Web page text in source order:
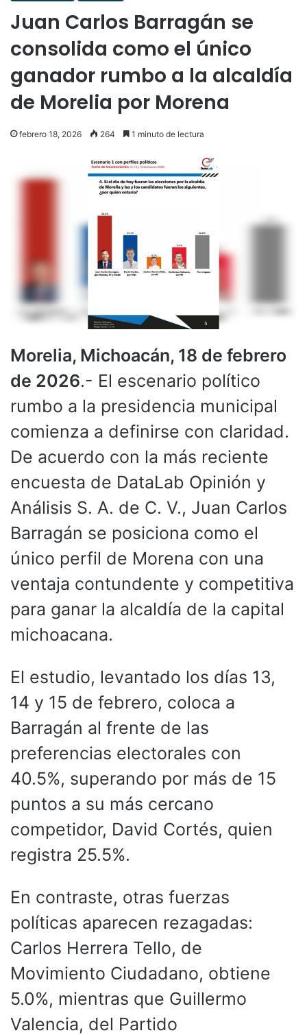
Juan Carlos Barragán se
consolida como el único
ganador rumbo a la alcaldía
de Morelia por Morena
febrero 18, 2026 264 1 minuto de lectura
Morelia, Michoacán, 18 de febrero
de 2026.- El escenario político
rumbo a la presidencia municipal
comienza a definirse con claridad.
De acuerdo con la más reciente
encuesta de DataLab Opinión y
Análisis S. A. de C. V., Juan Carlos
Barragán se posiciona como el
único perfil de Morena con una
ventaja contundente y competitiva
para ganar la alcaldía de la capital
michoacana.
El estudio, levantado los días 13,
14 y 15 de febrero, coloca a
Barragán al frente de las
preferencias electorales con
40.5%, superando por más de 15
puntos a su más cercano
competidor, David Cortés, quien
registra 25.5%.
En contraste, otras fuerzas
políticas aparecen rezagadas:
Carlos Herrera Tello, de
Movimiento Ciudadano, obtiene
5.0%, mientras que Guillermo
Valencia, del Partido